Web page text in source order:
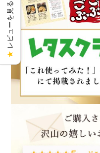
★
レビューを見る